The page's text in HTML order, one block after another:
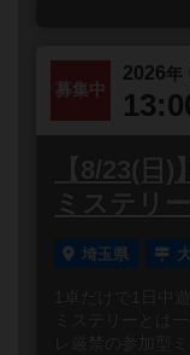
募集中
2026年
【8/23(日
ミステリ
埼玉県
1卓だけで1日中
ミステリーとは
レ厳禁の参加型